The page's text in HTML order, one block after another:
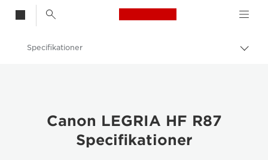
Canon Logo, back
Skift
Specifikationer
Canon LEGRIA HF R87
Specifikationer